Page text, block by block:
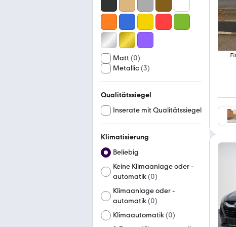
Matt (0)
Metallic(3)
Qualitätssiegel
Inserate mit Qualitätssiegel
Klimatisierung
Beliebig
Keine Klimaanlage oder -
automatik(0)
Klimaanlage oder -
automatik(0)
Klimaautomatik(0)